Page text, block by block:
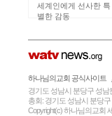
세계인에게 선사한 특
별한 감동
하나님의교회 공식사이트
경기도 성남시 분당구 성
총회: 경기도 성남시 분당
Copyright(c) 하나님의교회